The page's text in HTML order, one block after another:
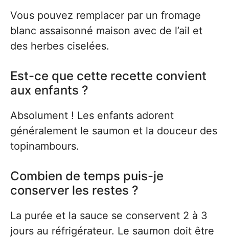
Vous pouvez remplacer par un fromage
blanc assaisonné maison avec de l’ail et
des herbes ciselées.
Est-ce que cette recette convient
aux enfants ?
Absolument ! Les enfants adorent
généralement le saumon et la douceur des
topinambours.
Combien de temps puis-je
conserver les restes ?
La purée et la sauce se conservent 2 à 3
jours au réfrigérateur. Le saumon doit être